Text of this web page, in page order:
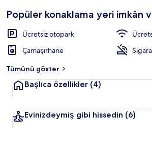
Popüler konaklama yeri imkân
Ücretsiz otopark
Çamaşırhane
Tümünü göster
Başlıca özellikler (4)
Evinizdeymiş gibi hissedin (6)